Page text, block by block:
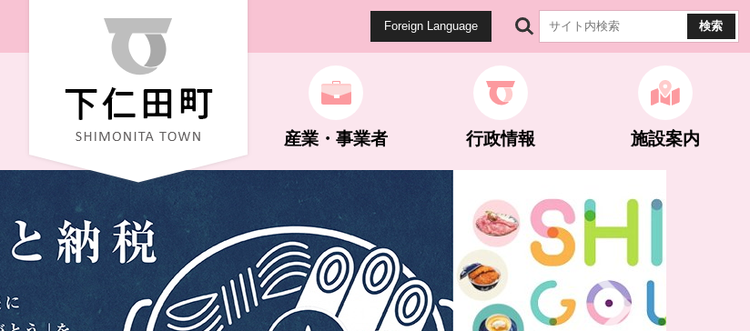
Foreign Language
福祉（子ども～高齢者） 健康・医療
年金 マイナンバー関連
学校教育 生涯学習
文化・史跡 世界遺産関連
自然・花・体験 公園・遊歩道
祭り・イベント ネギとこんにゃく
産業・事業者
商工業 雇用・労働
支払い ネギとこんにゃく
行政情報
広報しもにた 計画・統計
行政に関する情報 選挙
施設案内